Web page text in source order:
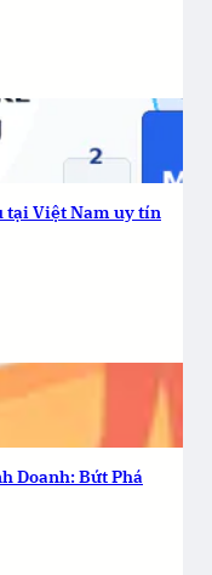
tại Việt Nam uy tín
Doanh: Bứt Phá